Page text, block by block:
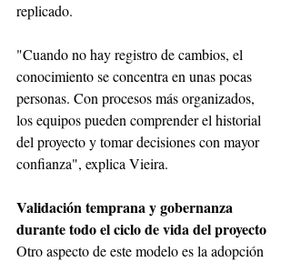
replicado.
"Cuando no hay registro de cambios, el
conocimiento se concentra en unas pocas
personas. Con procesos más organizados,
los equipos pueden comprender el historial
del proyecto y tomar decisiones con mayor
confianza", explica Vieira.
Validación temprana y gobernanza
durante todo el ciclo de vida del proyecto
Otro aspecto de este modelo es la adopción